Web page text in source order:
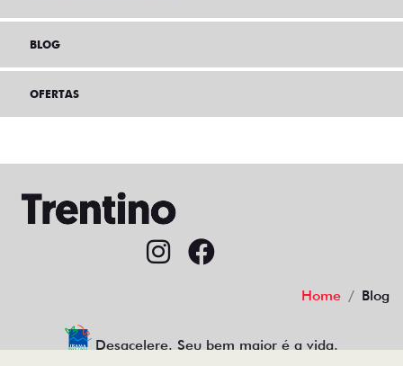
BLOG
OFERTAS
Home Blog
Desacelere. Seu bem maior é a vida.